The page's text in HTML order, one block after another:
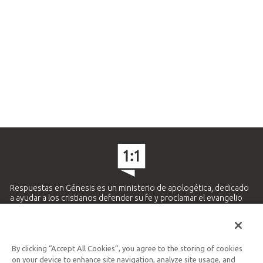
Respuestas en Génesis es un ministerio de apologética, dedicado
a ayudar a los cristianos defender su fe y proclamar el evangelio
Ministerio Hispano y Latinoamericano
By clicking “Accept All Cookies”, you agree to the storing of cookies
on your device to enhance site navigation, analyze site usage, and